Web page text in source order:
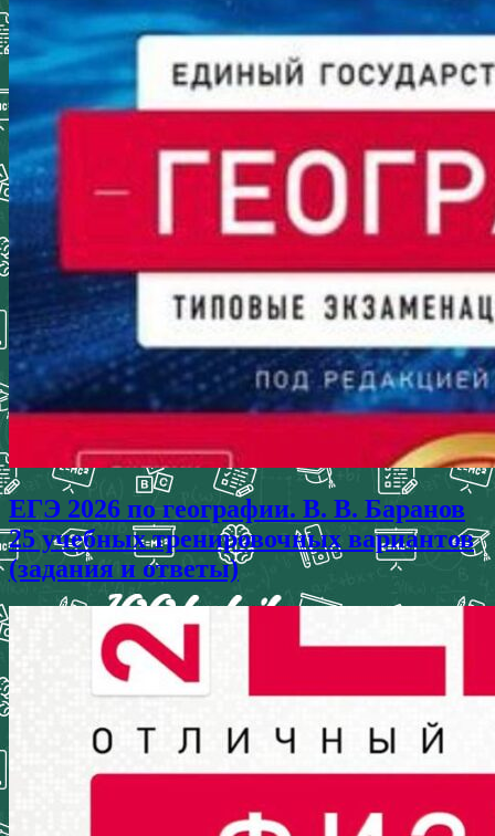
ЕГЭ 2026 по географии. В. В. Баранов
25 учебных тренировочных вариантов
(задания и ответы)